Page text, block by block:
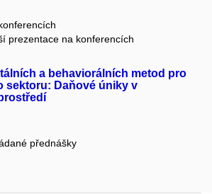
prezentace na konferencích
a behaviorálních metod pro
sektoru: Daňové úniky v
přednášky